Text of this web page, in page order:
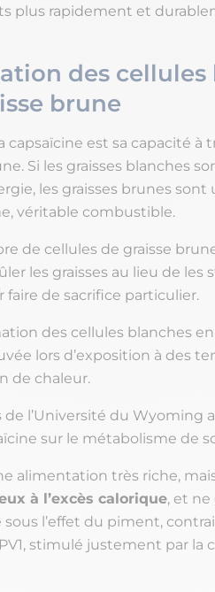
plus rapidement et
des cellules
brune
est sa capacité à
Si les graisses blanches
les graisses brunes
véritable combustible.
de cellules de graisse
les graisses au lieu de les
faire de sacrifice particulier.
des cellules blanches
lors d’exposition à des
de chaleur.
l’Université du Wyoming
sur le métabolisme de
alimentation très riche,
à l’excès calorique, et ne
l’effet du piment,
stimulé justement par la